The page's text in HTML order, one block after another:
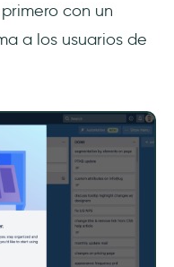
con un
a los usuarios de